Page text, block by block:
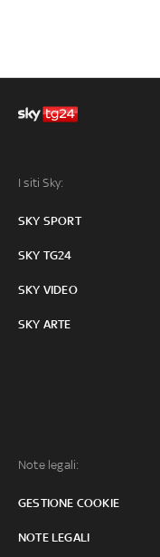
I siti Sky:
SKY SPORT
SKY TG24
SKY VIDEO
SKY ARTE
Note legali:
GESTIONE COOKIE
NOTE LEGALI